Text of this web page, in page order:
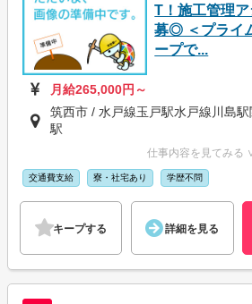
T！施工管理
募◎ ＜プライ
ープで...
月給265,000円～
筑西市 / 水戸線玉戸駅水戸線川島
駅
仕事内容を見てみる
交通費支給 寮・社宅あり 学歴不問
キープする 詳細を見る